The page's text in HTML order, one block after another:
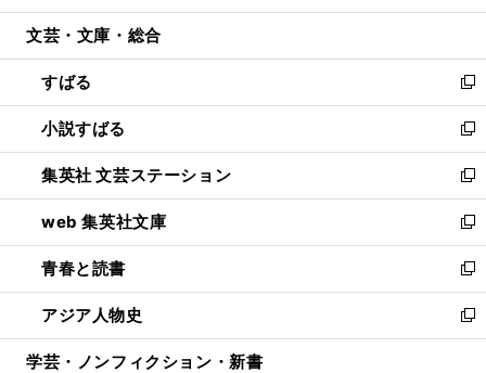
開
ウ
開
く
ン
ウ
で
開
く
ウ
ン
ド
ウ
で
開
く
文芸・文庫・総合
すばる
新
し
い
ウ
ィ
ン
ド
ウ
で
開
く
小説すばる
新
し
い
ウ
ィ
ン
ド
ウ
で
開
集英社 文芸ステーション
新
し
い
ウ
ィ
ン
ド
ウ
web 集英社文庫
新
し
い
ウ
ィ
ン
青春と読書
新
し
い
ウ
アジア人物史
新
し
学芸・ノンフィクション・新書